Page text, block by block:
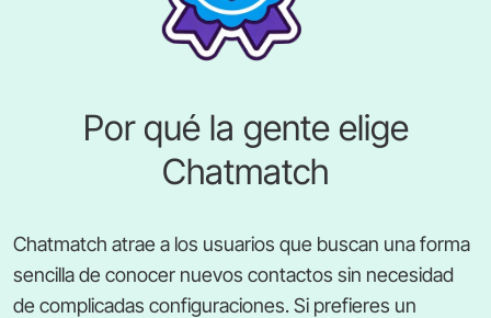
Por qué la gente elige
Chatmatch
Chatmatch atrae a los usuarios que buscan una forma
sencilla de conocer nuevos contactos sin necesidad
de complicadas configuraciones. Si prefieres un